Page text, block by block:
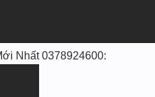
Nhất 0378924600: